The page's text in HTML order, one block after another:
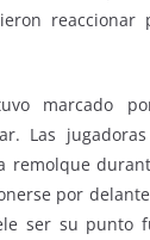
reaccionar
marcado
Las
remolque
por
ser su punto